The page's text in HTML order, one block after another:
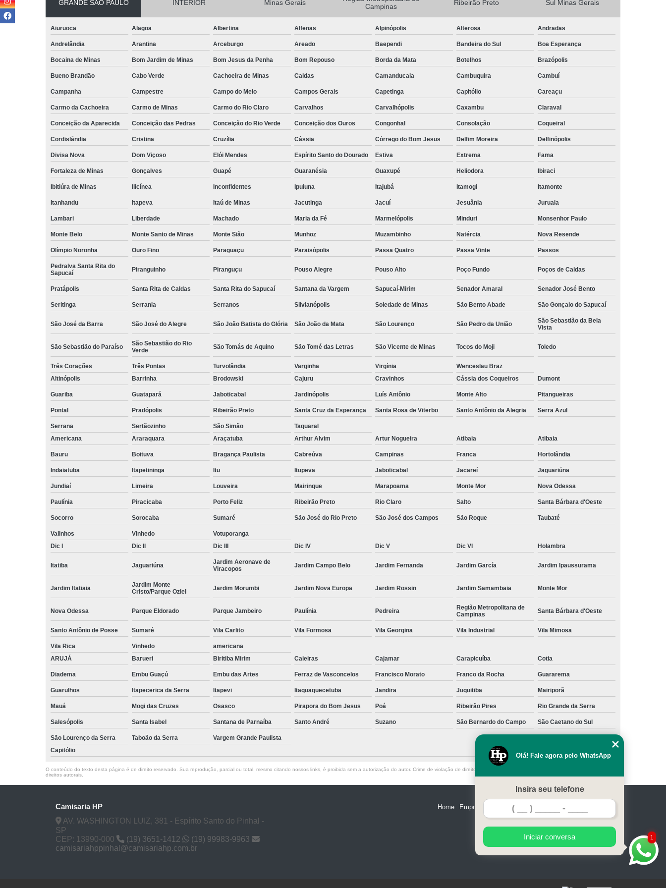
Camisa Social de Manga Longa
Camisa Social Manga Longa
Camisa Social Manga Longa Masculina
Camisa Social Manga Longa Preta
Camisa Social Masculina Manga Longa Lisa
Camisa Social Masculina Preta Manga Longa
Camisa Social Preta Manga Longa
Camisa a Rigor Social Masculina
Camisa Masculina Social
Camisa Social Branca Masculina
Camisa Social Estampada Masculina
Camisa Social Jeans Masculina
Camisa Social Masculina
Camisa Social Masculina a Rigor
Camisa Social Masculina Preta
Camisa Social Preta Masculina
Camisa Manga Longa Social Masculina Preço
Camisa Masculina Social Preço
Camisa Social Branca Masculina Preço
Camisa Social Estampada Masculina Preço
Camisa Social Jeans Masculina Preço
Camisa Social Masculina Estampada Preço
Camisa Social Masculina Manga Curta Preço
Camisa Social Masculina Manga Longa Preço
Camisa Social Masculina Preço
Camisa Social Masculina Preta Preço
Camisa Social Masculina Slim Preço
Camisa Social Preta Masculina Preço
Fábrica Camisa Masculina Social
Fábrica Camisa Social
Fábrica de Camisa Social
Fábrica de Camisa Social de Homem
Fábrica de Camisa Social Masculina
Fábrica de Camisa Social para Homem
Loja de Fábrica Camisa Social
Loja com Moda Masculina
Loja de Moda Masculina
Loja de Moda Masculina Online
Loja Executivo Moda Masculina
Loja Moda Masculina
Loja Moda Masculina Executivo
Loja Moda Masculina Online
Loja Moda Masculina Social
Loja Virtual Moda Masculina
Moda Masculina Loja
Moda Atual Masculina
Moda Básica Masculina
Moda Casual Masculina
Moda Jeans Masculina
Moda Masculina
Moda Masculina Camisa
Moda Masculina Camisa Social
Moda Masculina Esporte Fino
Moda Masculina Inverno
Moda Masculina Social
Moda Plus Size Masculina
Moda Social Masculina
Roupas Elegantes Masculinas
Roupas Estilosas Masculinas
Roupas Masculinas
Roupas Masculinas da Moda
Roupas Masculinas Esporte Fino
Roupas Masculinas Estilosas
Roupas Masculinas na Moda
Roupas Masculinas Plus Size
Roupas Masculinas Social Roupas Sociais Masculinas
GRANDE SÃO PAULO INTERIOR Minas Gerais
Campinas
Ribeirão Preto Sul Minas Gerais
Aiuruoca Alagoa Albertina Alfenas Alpinópolis Alterosa Andradas
Andrelândia Arantina Arceburgo Areado Baependi Bandeira do Sul Boa Esperança
Bocaina de Minas Bom Jardim de Minas Bom Jesus da Penha Bom Repouso Borda da Mata Botelhos Brazópolis
Bueno Brandão Cabo Verde Cachoeira de Minas Caldas Camanducaia Cambuquira Cambuí
Campanha Campestre Campo do Meio Campos Gerais Capetinga Capitólio Careaçu
Carmo da Cachoeira Carmo de Minas Carmo do Rio Claro Carvalhos Carvalhópolis Caxambu Claraval
Conceição da Aparecida Conceição das Pedras Conceição do Rio Verde Conceição dos Ouros Congonhal Consolação Coqueiral
Cordislândia Cristina Cruzília Cássia Córrego do Bom Jesus Delfim Moreira Delfinópolis
Divisa Nova Dom Viçoso Elói Mendes Espírito Santo do Dourado Estiva Extrema Fama
Fortaleza de Minas Gonçalves Guapé Guaranésia Guaxupé Heliodora Ibiraci
Ibitiúra de Minas Ilicínea Inconfidentes Ipuiuna Itajubá Itamogi Itamonte
Itanhandu Itapeva Itaú de Minas Jacutinga Jacuí Jesuânia Juruaia
Lambari Liberdade Machado Maria da Fé Marmelópolis Minduri Monsenhor Paulo
Monte Belo Monte Santo de Minas Monte Sião Munhoz Muzambinho Natércia Nova Resende
Olímpio Noronha Ouro Fino Paraguaçu Paraisópolis Passa Quatro Passa Vinte Passos
Pedralva Santa Rita do
Sapucaí
Piranguinho Piranguçu Pouso Alegre Pouso Alto Poço Fundo Poços de Caldas
Pratápolis Santa Rita de Caldas Santa Rita do Sapucaí Santana da Vargem Sapucaí-Mirim Senador Amaral Senador José Bento
Seritinga Serrania Serranos Silvianópolis Soledade de Minas São Bento Abade São Gonçalo do Sapucaí
São José da Barra São José do Alegre São João Batista do Glória São João da Mata São Lourenço São Pedro da União
São Sebastião da Bela
Vista
São Sebastião do Paraíso
São Sebastião do Rio
Verde
São Tomás de Aquino São Tomé das Letras São Vicente de Minas Tocos do Moji Toledo
Três Corações Três Pontas Turvolândia Varginha Virgínia
Wenceslau Braz
Altinópolis
Barrinha Brodowski Cajuru Cravinhos Cássia dos Coqueiros Dumont
Guariba Guatapará Jaboticabal Jardinópolis Luís Antônio Monte Alto Pitangueiras
Pontal Pradópolis Ribeirão Preto Santa Cruz da Esperança Santa Rosa de Viterbo Santo Antônio da Alegria Serra Azul
Serrana Sertãozinho São Simão
Taquaral
Americana
Araraquara Araçatuba Arthur Alvim Artur Nogueira Atibaia Atibaia
Bauru Boituva Bragança Paulista Cabreúva Campinas Franca Hortolândia
Indaiatuba Itapetininga Itu Itupeva Jaboticabal Jacareí Jaguariúna
Jundiaí Limeira Louveira Mairinque Marapoama Monte Mor Nova Odessa
Paulínia Piracicaba Porto Feliz Ribeirão Preto Rio Claro Salto Santa Bárbara d'Oeste
Socorro Sorocaba Sumaré São José do Rio Preto São José dos Campos São Roque Taubaté
Valinhos Vinhedo
Votuporanga
Dic I
Dic II Dic III Dic IV Dic V Dic VI Holambra
Itatiba Jaguariúna
Jardim Aeronave de
Viracopos
Jardim Campo Belo Jardim Fernanda Jardim García Jardim Ipaussurama
Jardim Itatiaia
Jardim Monte
Cristo/Parque Oziel
Jardim Morumbi Jardim Nova Europa Jardim Rossin Jardim Samambaia Monte Mor
Nova Odessa Parque Eldorado Parque Jambeiro Paulínia Pedreira
Região Metropolitana de
Campinas
Santa Bárbara d'Oeste
Santo Antônio de Posse Sumaré Vila Carlito Vila Formosa Vila Georgina Vila Industrial Vila Mimosa
Vila Rica Vinhedo
americana
ARUJÁ
Barueri Biritiba Mirim Caieiras Cajamar Carapicuíba Cotia
Diadema Embu Guaçú Embu das Artes Ferraz de Vasconcelos Francisco Morato Franco da Rocha Guararema
Guarulhos Itapecerica da Serra Itapevi Itaquaquecetuba Jandira Juquitiba Mairiporã
Mauá Mogi das Cruzes Osasco Pirapora do Bom Jesus Poá Ribeirão Pires Rio Grande da Serra
Salesópolis Santa Isabel Santana de Parnaíba Santo André Suzano São Bernardo do Campo São Caetano do Sul
São Lourenço da Serra Taboão da Serra
Vargem Grande Paulista
Capitólio
O conteúdo do texto desta página é de direito reservado. Sua reprodução, parcial ou total, mesmo citando nossos links, é proibida sem a autorização do autor. Crime de violação de direito autoral – artigo 184 do Código Penal –
direitos autorais
Camisaria HP
AV. WASHINGTON LUIZ, 381 - Espírito Santo do Pinhal -
SP
CEP: 13990-000
(19) 3651-1412
(19) 99983-9963
camisariahppinhal@camisariahp.com.br
Home Empresa Serviços Contato
1
Olá! Fale agora pelo WhatsApp
Insira seu telefone
Iniciar conversa